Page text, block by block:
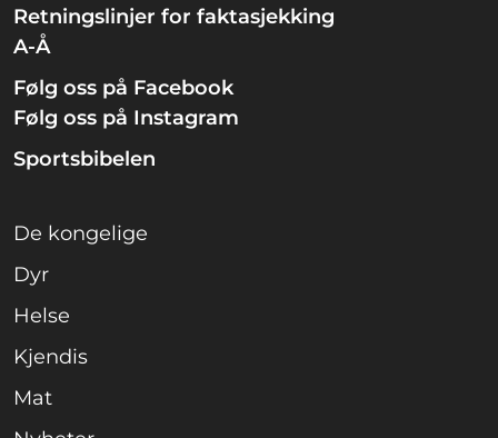
Retningslinjer for faktasjekking
A-Å
Følg oss på Facebook
Følg oss på Instagram
Sportsbibelen
De kongelige
Dyr
Helse
Kjendis
Mat